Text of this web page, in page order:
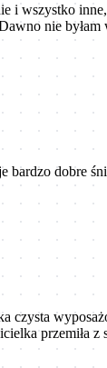
i wszystko
nie
dobre
czysta
przemiła